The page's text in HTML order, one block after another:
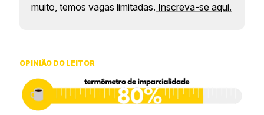
muito, temos vagas limitadas. Inscreva-se aqui.
OPINIÃO DO LEITOR